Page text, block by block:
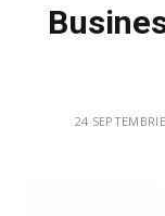
24